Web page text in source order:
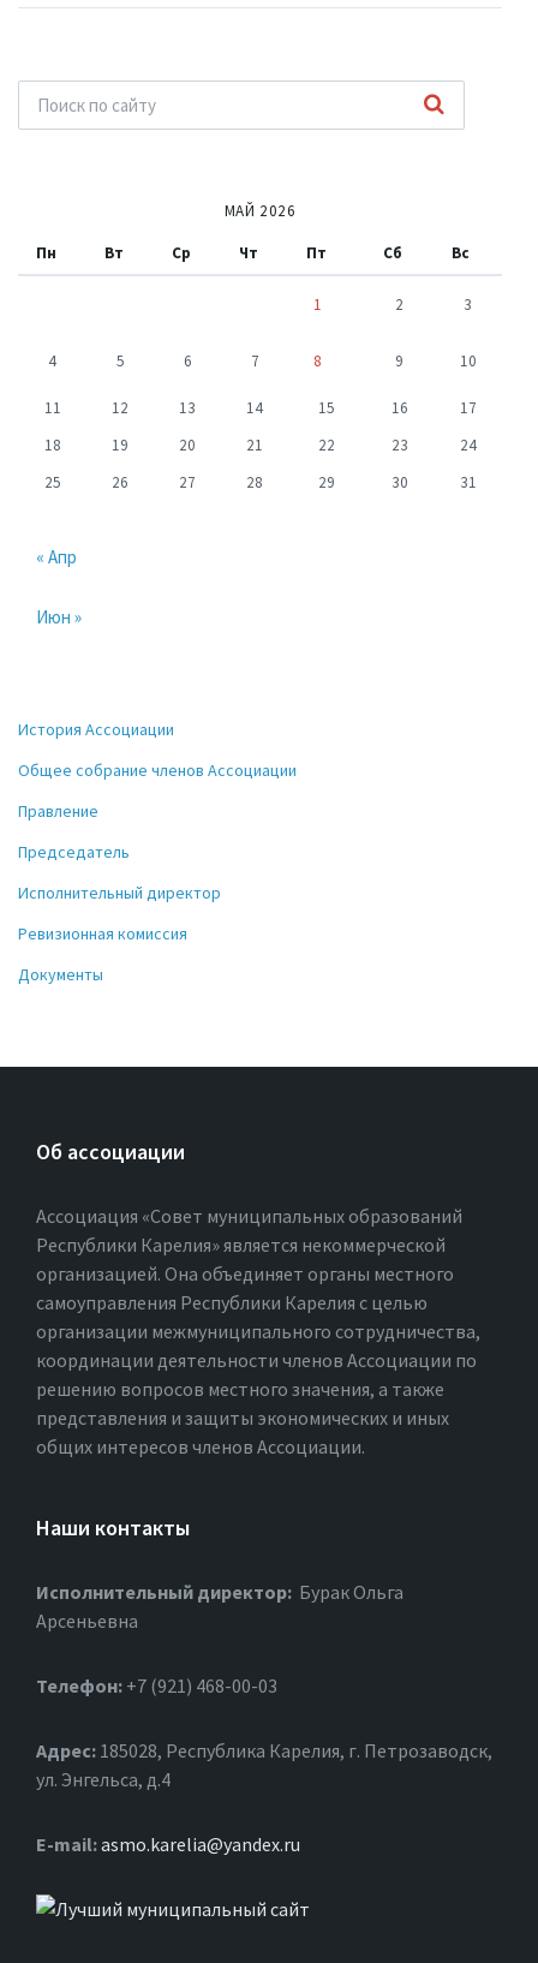
МАЙ 2026
Пн Вт Ср Чт Пт Сб Вс
1 2 3
4 5 6 7 8 9 10
11 12 13 14 15 16
17
18
19 20 21 22 23
24
25
26 27 28 29 30 31
« Апр
Июн »
История Ассоциации
Общее собрание членов Ассоциации
Правление
Председатель
Исполнительный директор
Ревизионная комиссия
Документы
Об ассоциации
Ассоциация «Совет муниципальных образований
Республики Карелия» является некоммерческой
организацией. Она объединяет органы местного
самоуправления Республики Карелия с целью
организации межмуниципального сотрудничества,
координации деятельности членов Ассоциации по
решению вопросов местного значения, а также
представления и защиты экономических и иных
общих интересов членов Ассоциации.
Наши контакты
Исполнительный директор: Бурак Ольга
Арсеньевна
Телефон: +7 (921) 468-00-03
Адрес: 185028, Республика Карелия, г. Петрозаводск,
ул. Энгельса, д.4
Е-mail:asmo.karelia@yandex.ru